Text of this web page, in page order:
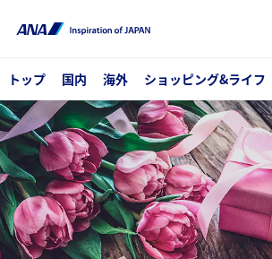
トップ 国内 海外 ショッピング&ライフ